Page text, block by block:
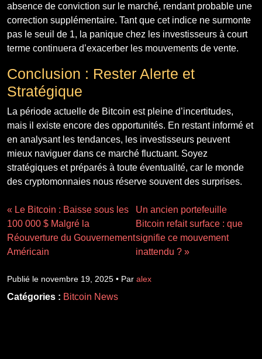
absence de conviction sur le marché, rendant probable une
correction supplémentaire. Tant que cet indice ne surmonte
pas le seuil de 1, la panique chez les investisseurs à court
terme continuera d’exacerber les mouvements de vente.
Conclusion : Rester Alerte et
Stratégique
La période actuelle de Bitcoin est pleine d’incertitudes,
mais il existe encore des opportunités. En restant informé et
en analysant les tendances, les investisseurs peuvent
mieux naviguer dans ce marché fluctuant. Soyez
stratégiques et préparés à toute éventualité, car le monde
des cryptomonnaies nous réserve souvent des surprises.
« Le Bitcoin : Baisse sous les
100 000 $ Malgré la
Réouverture du Gouvernement
Américain
Un ancien portefeuille
Bitcoin refait surface : que
signifie ce mouvement
inattendu ? »
Publié le novembre 19, 2025 • Par alex
Catégories : Bitcoin News